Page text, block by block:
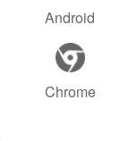
Android
Chrome